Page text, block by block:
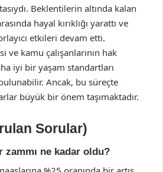
Beklentilerin altında kalan
hayal kırıklığı yarattı ve
etkileri devam etti.
ve kamu çalışanlarının hak
iyi bir yaşam standartları
Ancak, bu süreçte
büyük bir önem taşımaktadır.
Sorular)
zammı ne kadar oldu?